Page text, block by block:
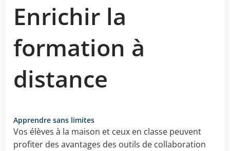
Enrichir la
formation à
distance
Apprendre sans limites
Vos élèves à la maison et ceux en classe peuvent
profiter des avantages des outils de collaboration